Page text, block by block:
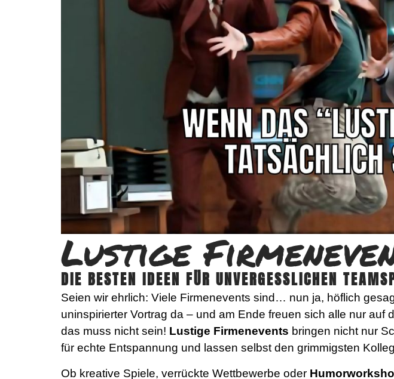
Lustige
DIE BESTEN IDEEN FÜR UNVERGESSLICHEN
Seien wir ehrlich: Viele Firmenevents sind… nun ja, höflich
uninspirierter Vortrag da – und am Ende freuen sich alle nur
das muss nicht sein! Lustige Firmenevents bringen nicht nur
für echte Entspannung und lassen selbst den grimmigsten
Ob kreative Spiele, verrückte Wettbewerbe oder